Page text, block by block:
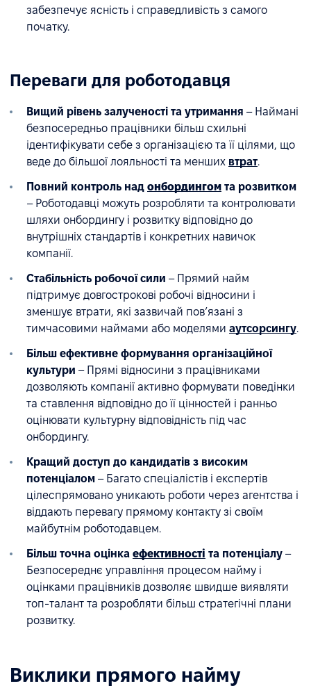
забезпечує ясність і справедливість з самого
початку.
Переваги для роботодавця
Вищий рівень залученості та утримання – Наймані
безпосередньо працівники більш схильні
ідентифікувати себе з організацією та її цілями, що
веде до більшої лояльності та менших втрат.
Повний контроль над онбордингом та розвитком
– Роботодавці можуть розробляти та контролювати
шляхи онбордингу і розвитку відповідно до
внутрішніх стандартів і конкретних навичок
компанії.
Стабільність робочої сили – Прямий найм
підтримує довгострокові робочі відносини і
зменшує втрати, які зазвичай пов’язані з
тимчасовими наймами або моделями аутсорсингу.
Більш ефективне формування організаційної
культури – Прямі відносини з працівниками
дозволяють компанії активно формувати поведінки
та ставлення відповідно до її цінностей і ранньо
оцінювати культурну відповідність під час
онбордингу.
Кращий доступ до кандидатів з високим
потенціалом – Багато спеціалістів і експертів
цілеспрямовано уникають роботи через агентства і
віддають перевагу прямому контакту зі своїм
майбутнім роботодавцем.
Більш точна оцінка ефективності та потенціалу –
Безпосереднє управління процесом найму і
оцінками працівників дозволяє швидше виявляти
топ-талант та розробляти більш стратегічні плани
розвитку.
Виклики прямого найму